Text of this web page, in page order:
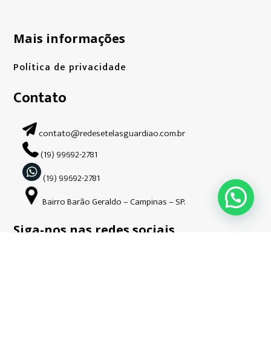
Mais informações
Política de privacidade
Contato
contato@redesetelasguardiao.com.br
(19) 99692-2781
(19) 99692-2781
Bairro Barão Geraldo – Campinas – SP.
Siga-nos nas redes sociais